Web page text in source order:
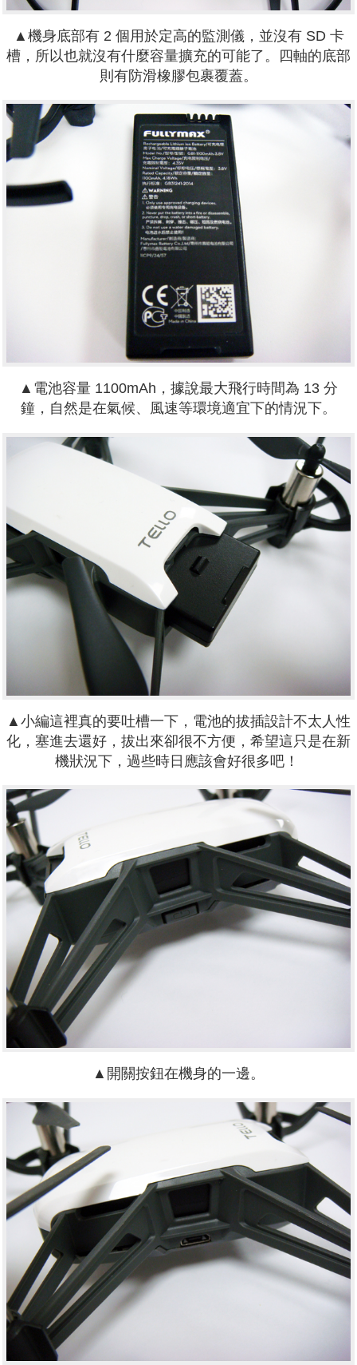
▲機身底部有 2 個用於定高的監測儀，並沒有 SD 卡
槽，所以也就沒有什麼容量擴充的可能了。四軸的底部
則有防滑橡膠包裹覆蓋。
▲電池容量 1100mAh，據說最大飛行時間為 13 分
鐘，自然是在氣候、風速等環境適宜下的情況下。
▲小編這裡真的要吐槽一下，電池的拔插設計不太人性
化，塞進去還好，拔出來卻很不方便，希望這只是在新
機狀況下，過些時日應該會好很多吧！
▲開關按鈕在機身的一邊。